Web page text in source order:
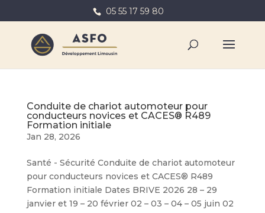
05 55 17 59 80
Conduite de chariot automoteur pour
conducteurs novices et CACES® R489
Formation initiale
Jan 28, 2026
Santé - Sécurité Conduite de chariot automoteur
pour conducteurs novices et CACES® R489
Formation initiale Dates BRIVE 2026 28 – 29
janvier et 19 – 20 février 02 – 03 – 04 – 05 juin 02